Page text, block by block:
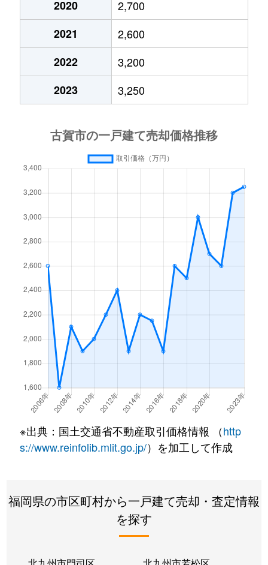
2020
2,700
2021
2,600
2022
3,200
2023
3,250
※出典：国土交通省不動産取引価格情報 （http
s://www.reinfolib.mlit.go.jp/）を加工して作成
福岡県の市区町村から一戸建て売却・査定情報
を探す